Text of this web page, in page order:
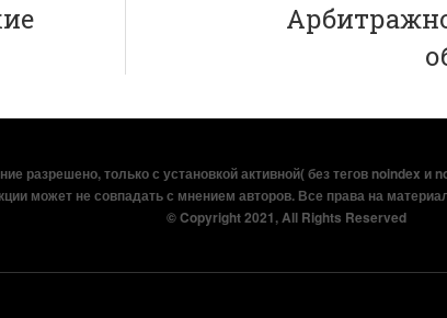
разрешено, только с установкой активной( без тегов noindex и
может не совпадать с мнением авторов. Все права на
© Copyright 2021, All Rights Reserved